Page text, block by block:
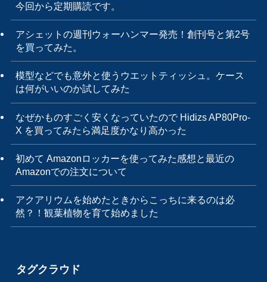
今回から定期購読です。
アシェットの週刊ウォーハンマー発売！創刊号と第2号
を買ってみた。
模型などでも意外と使うウエットティッシュ。ケース
は何がいいのか試してみた
なぜかものすごく安くなっていたので Hidizs AP80Pro-
X を買ってみたら満足度かなり高かった
初めて Amazonロッカーを使ってみた感想と最近の
Amazonでの注文について
アクアリウムを始めたときからこっちに来るのは必
然？！観葉植物を育て始めました
タグクラウド